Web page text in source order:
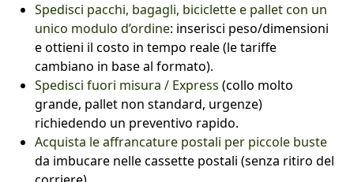
Spedisci pacchi, bagagli, biciclette e pallet con un
unico modulo d’ordine: inserisci peso/dimensioni
e ottieni il costo in tempo reale (le tariffe
cambiano in base al formato).
Spedisci fuori misura / Express (collo molto
grande, pallet non standard, urgenze)
richiedendo un preventivo rapido.
Acquista le affrancature postali per piccole buste
da imbucare nelle cassette postali (senza ritiro del